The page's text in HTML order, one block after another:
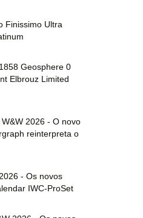
Finissimo Ultra
Geosphere 0
Elbrouz Limited
2026 - O novo
reinterpreta o
- Os novos
IWC-ProSet